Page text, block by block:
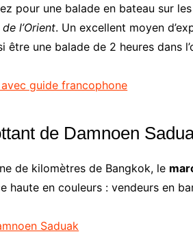
pour une balade en bateau sur les
l’Orient. Un excellent moyen
être une balade de 2 heures dans
guide francophone
de Damnoen
de kilomètres de Bangkok, le
haute en couleurs : vendeurs en
Saduak